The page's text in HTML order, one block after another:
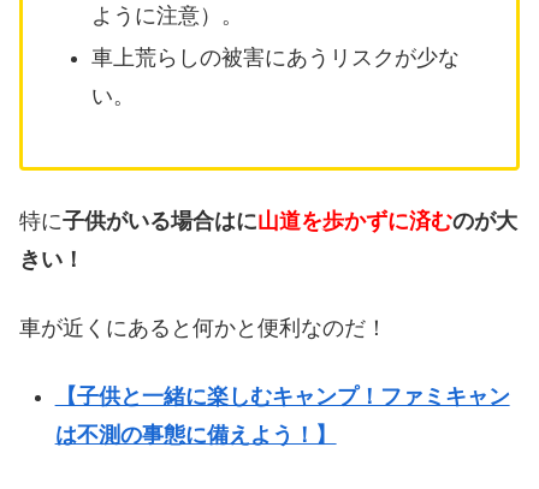
ように注意）。
車上荒らしの被害にあうリスクが少な
い。
特に子供がいる場合はに山道を歩かずに済むのが大
きい！
車が近くにあると何かと便利なのだ！
【子供と一緒に楽しむキャンプ！ファミキャン
は不測の事態に備えよう！】